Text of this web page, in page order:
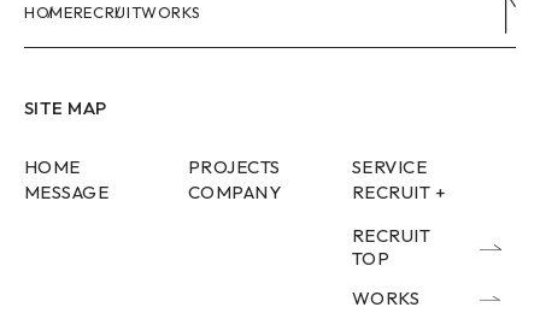
HOMERECRUITWORKS
SITE MAP
HOME PROJECTS
SERVICE
MESSAGE
COMPANY
RECRUIT +
RECRUIT
TOP
WORKS